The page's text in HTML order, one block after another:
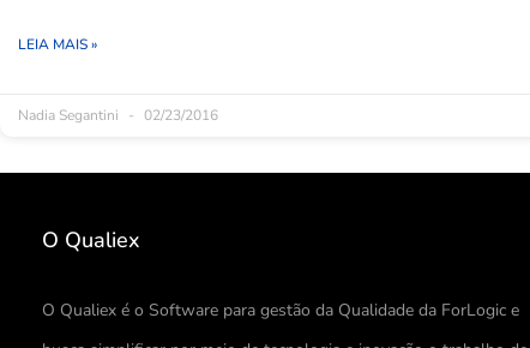
LEIA MAIS »
Nadia Segantini 02/23/2016
O Qualiex
O Qualiex é o Software para gestão da Qualidade da ForLogic e